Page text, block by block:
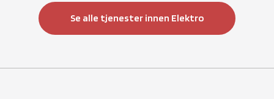
Se alle tjenester innen Elektro